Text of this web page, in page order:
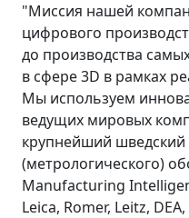
"Миссия нашей
цифрового
до производства
в сфере 3D в рамках
Мы используем
ведущих мировых
крупнейший
(метрологического)
Manufacturing
Leica, Romer, Leitz,